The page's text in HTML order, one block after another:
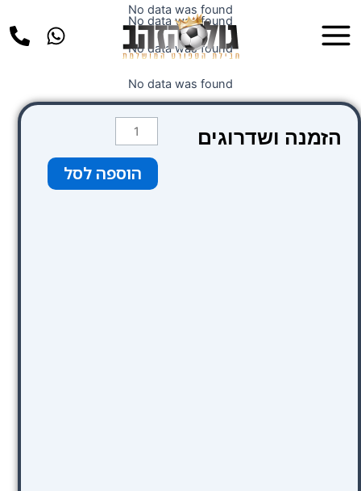
לתוכן
Menu
No data was found
No data was found
No data was found
No data was found
הזמנה ושדרוגים
כמות
של
שדרוג
מלון
הוספה לסל